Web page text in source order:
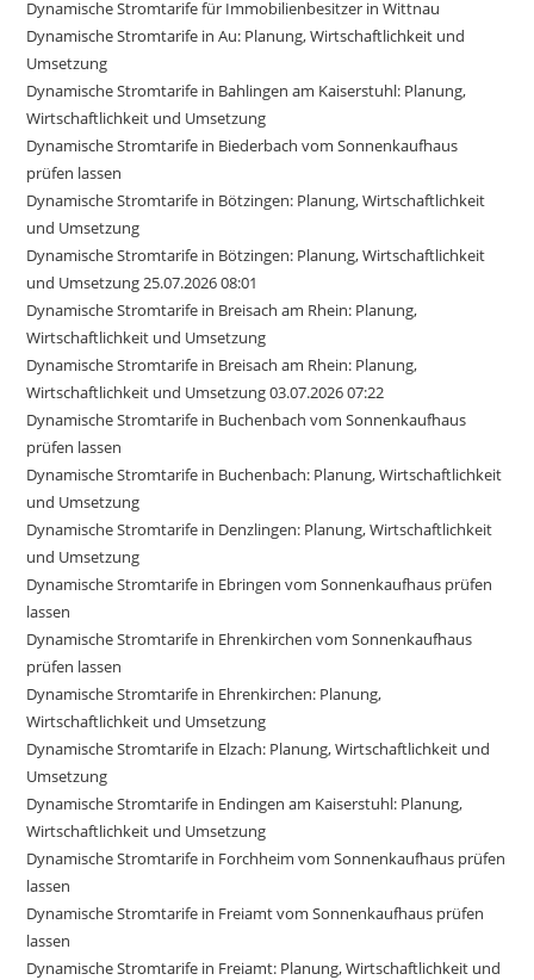
Dynamische Stromtarife für Immobilienbesitzer in Wittnau
Dynamische Stromtarife in Au: Planung, Wirtschaftlichkeit und
Umsetzung
Dynamische Stromtarife in Bahlingen am Kaiserstuhl: Planung,
Wirtschaftlichkeit und Umsetzung
Dynamische Stromtarife in Biederbach vom Sonnenkaufhaus
prüfen lassen
Dynamische Stromtarife in Bötzingen: Planung, Wirtschaftlichkeit
und Umsetzung
Dynamische Stromtarife in Bötzingen: Planung, Wirtschaftlichkeit
und Umsetzung 25.07.2026 08:01
Dynamische Stromtarife in Breisach am Rhein: Planung,
Wirtschaftlichkeit und Umsetzung
Dynamische Stromtarife in Breisach am Rhein: Planung,
Wirtschaftlichkeit und Umsetzung 03.07.2026 07:22
Dynamische Stromtarife in Buchenbach vom Sonnenkaufhaus
prüfen lassen
Dynamische Stromtarife in Buchenbach: Planung, Wirtschaftlichkeit
und Umsetzung
Dynamische Stromtarife in Denzlingen: Planung, Wirtschaftlichkeit
und Umsetzung
Dynamische Stromtarife in Ebringen vom Sonnenkaufhaus prüfen
lassen
Dynamische Stromtarife in Ehrenkirchen vom Sonnenkaufhaus
prüfen lassen
Dynamische Stromtarife in Ehrenkirchen: Planung,
Wirtschaftlichkeit und Umsetzung
Dynamische Stromtarife in Elzach: Planung, Wirtschaftlichkeit und
Umsetzung
Dynamische Stromtarife in Endingen am Kaiserstuhl: Planung,
Wirtschaftlichkeit und Umsetzung
Dynamische Stromtarife in Forchheim vom Sonnenkaufhaus prüfen
lassen
Dynamische Stromtarife in Freiamt vom Sonnenkaufhaus prüfen
lassen
Dynamische Stromtarife in Freiamt: Planung, Wirtschaftlichkeit und